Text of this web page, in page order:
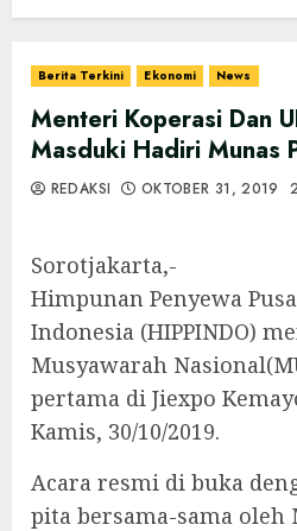
Berita Terkini Ekonomi News
Menteri Koperasi Dan
Masduki Hadiri Munas
REDAKSI OKTOBER 31, 2019
Sorotjakarta,-
Himpunan Penyewa
Indonesia (HIPPINDO)
Musyawarah
pertama di Jiexpo
Kamis, 30/10/2019.
Acara resmi di buka
pita bersama-sama oleh